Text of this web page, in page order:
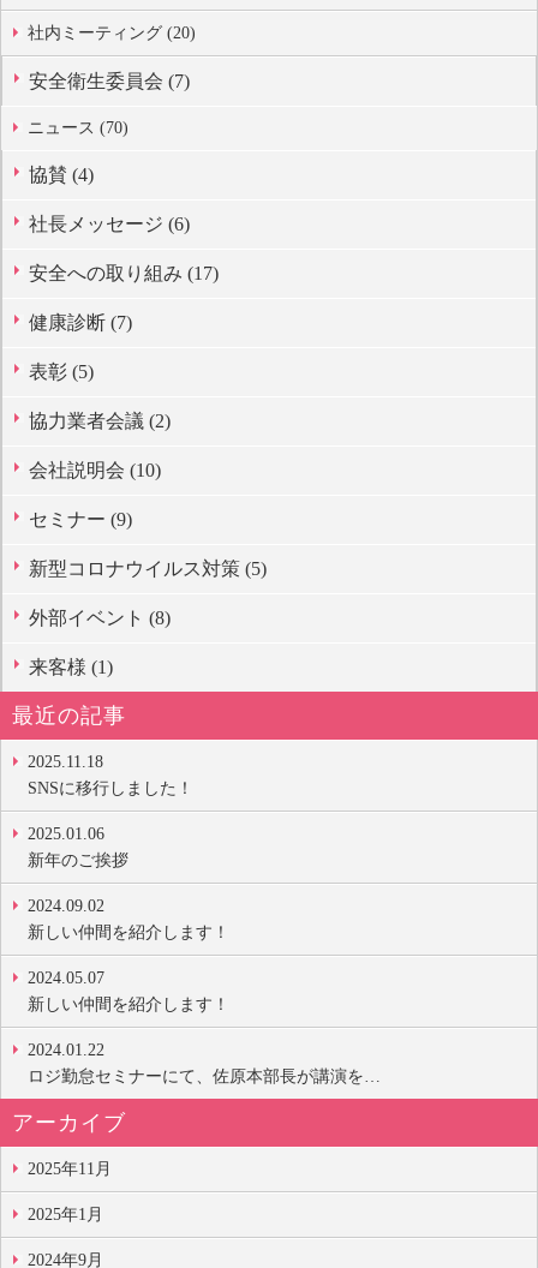
社内ミーティング (20)
安全衛生委員会 (7)
ニュース (70)
協賛 (4)
社長メッセージ (6)
安全への取り組み (17)
健康診断 (7)
表彰 (5)
協力業者会議 (2)
会社説明会 (10)
セミナー (9)
新型コロナウイルス対策 (5)
外部イベント (8)
来客様 (1)
最近の記事
2025.11.18
SNSに移行しました！
2025.01.06
新年のご挨拶
2024.09.02
新しい仲間を紹介します！
2024.05.07
新しい仲間を紹介します！
2024.01.22
ロジ勤怠セミナーにて、佐原本部長が講演を…
アーカイブ
2025年11月
2025年1月
2024年9月